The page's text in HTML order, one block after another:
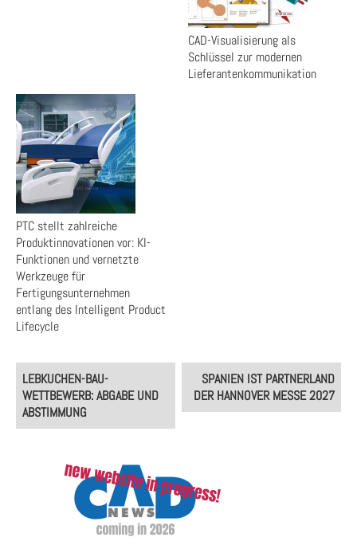
CAD-Visualisierung als
Schlüssel zur modernen
Lieferantenkommunikation
PTC stellt zahlreiche
Produktinnovationen vor: KI-
Funktionen und vernetzte
Werkzeuge für
Fertigungsunternehmen
entlang des Intelligent Product
Lifecycle
Post
navigation
LEBKUCHEN-BAU-
WETTBEWERB: ABGABE UND
ABSTIMMUNG
SPANIEN IST PARTNERLAND
DER HANNOVER MESSE 2027